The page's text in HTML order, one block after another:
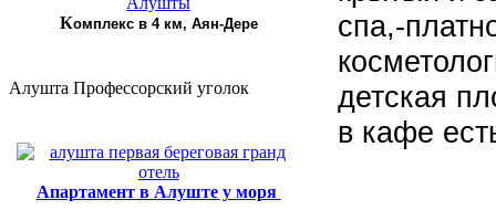
Комплекс в 4 км, Аян-Дере
Алушта Профессорский уголок
Апартамент в Алуште у моря
спа,-
детская
в кафе